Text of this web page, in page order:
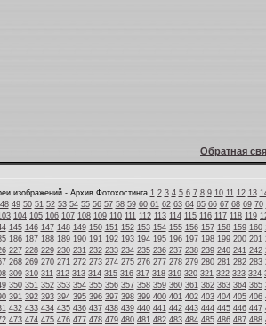
Обратная
изображений - Архив Фотохостинга 1 2 3 4 5 6 7 8 9 10 11 12 13
48 49 50 51 52 53 54 55 56 57 58 59 60 61 62 63 64 65 66 67 68 69 70
104 105 106 107 108 109 110 111 112 113 114 115 116 117 118 119
145 146 147 148 149 150 151 152 153 154 155 156 157 158 159 160
186 187 188 189 190 191 192 193 194 195 196 197 198 199 200 201
227 228 229 230 231 232 233 234 235 236 237 238 239 240 241 242
268 269 270 271 272 273 274 275 276 277 278 279 280 281 282 283
309 310 311 312 313 314 315 316 317 318 319 320 321 322 323 324
350 351 352 353 354 355 356 357 358 359 360 361 362 363 364 365
391 392 393 394 395 396 397 398 399 400 401 402 403 404 405 406
432 433 434 435 436 437 438 439 440 441 442 443 444 445 446 447
473 474 475 476 477 478 479 480 481 482 483 484 485 486 487 488